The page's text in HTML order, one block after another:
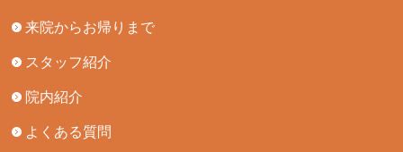
来院からお帰りまで
スタッフ紹介
院内紹介
よくある質問